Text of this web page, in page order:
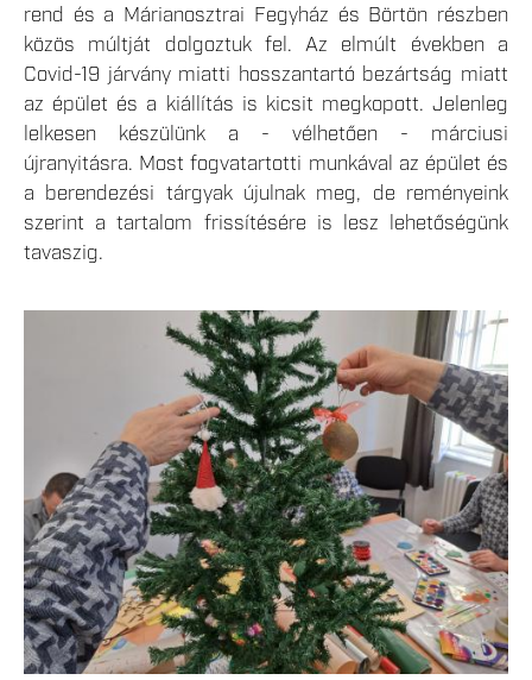
rend és a Márianosztrai Fegyház és Börtön részben
közös múltját dolgoztuk fel. Az elmúlt években a
Covid-19 járvány miatti hosszantartó bezártság miatt
az épület és a kiállítás is kicsit megkopott. Jelenleg
lelkesen készülünk a - vélhetően - márciusi
újranyitásra. Most fogvatartotti munkával az épület és
a berendezési tárgyak újulnak meg, de reményeink
szerint a tartalom frissítésére is lesz lehetőségünk
tavaszig.